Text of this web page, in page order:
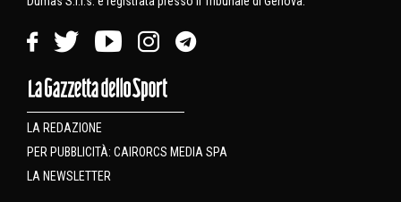
LA REDAZIONE
PER PUBBLICITÀ: CAIRORCS MEDIA SPA
LA NEWSLETTER